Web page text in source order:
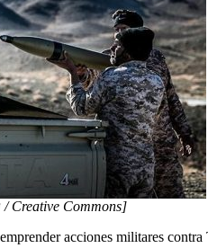
Fuerzas de Defensa de Israel [רוזי שניידרמן / Creative Commons]
acciones militares